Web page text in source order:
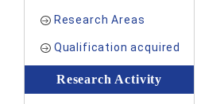
Research Areas
Qualification acquired
Research Activity